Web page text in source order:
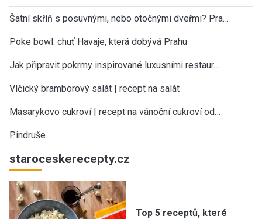
Šatní skříň s posuvnými, nebo otočnými dveřmi? Pra…
Poke bowl: chuť Havaje, která dobývá Prahu
Jak připravit pokrmy inspirované luxusními restaur…
Vlčický bramborový salát | recept na salát
Masarykovo cukroví | recept na vánoční cukroví od…
Pindruše
staroceskerecepty.cz
Top 5 receptů, které